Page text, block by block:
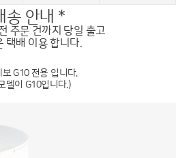
송 안내 *
주문 건까지 당일 출고
택배 이용 합니다.
G10 전용 입니다.
델이 G10입니다.)